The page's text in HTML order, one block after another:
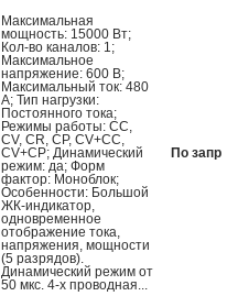
Максимальная
мощность: 15000 Вт;
Кол-во каналов: 1;
Максимальное
напряжение: 600 В;
Максимальный ток: 480
А; Тип нагрузки:
Постоянного тока;
Режимы работы: CC,
CV, CR, CP, CV+CC,
CV+CP; Динамический
режим: да; Форм
фактор: Моноблок;
Особенности: Большой
ЖК-индикатор,
одновременное
отображение тока,
напряжения, мощности
(5 разрядов).
Динамический режим от
50 мкс. 4-х проводная...
По